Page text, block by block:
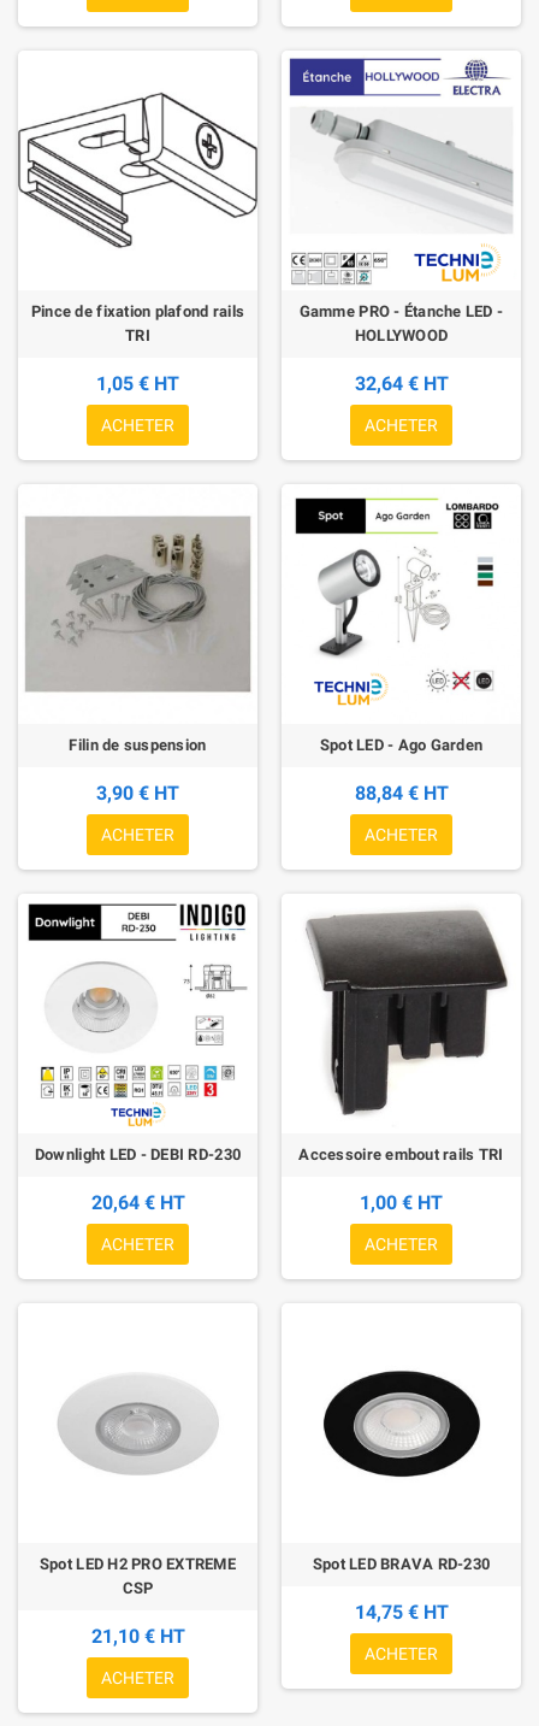
Pince de fixation plafond rails
TRI
1,05 € HT
ACHETER
Gamme PRO - Étanche LED -
HOLLYWOOD
32,64 € HT
ACHETER
Filin de suspension
3,90 € HT
ACHETER
Spot LED - Ago Garden
88,84 € HT
ACHETER
Downlight LED - DEBI RD-230
20,64 € HT
ACHETER
Accessoire embout rails TRI
1,00 € HT
ACHETER
Spot LED H2 PRO EXTREME
CSP
21,10 € HT
ACHETER
Spot LED BRAVA RD-230
14,75 € HT
ACHETER